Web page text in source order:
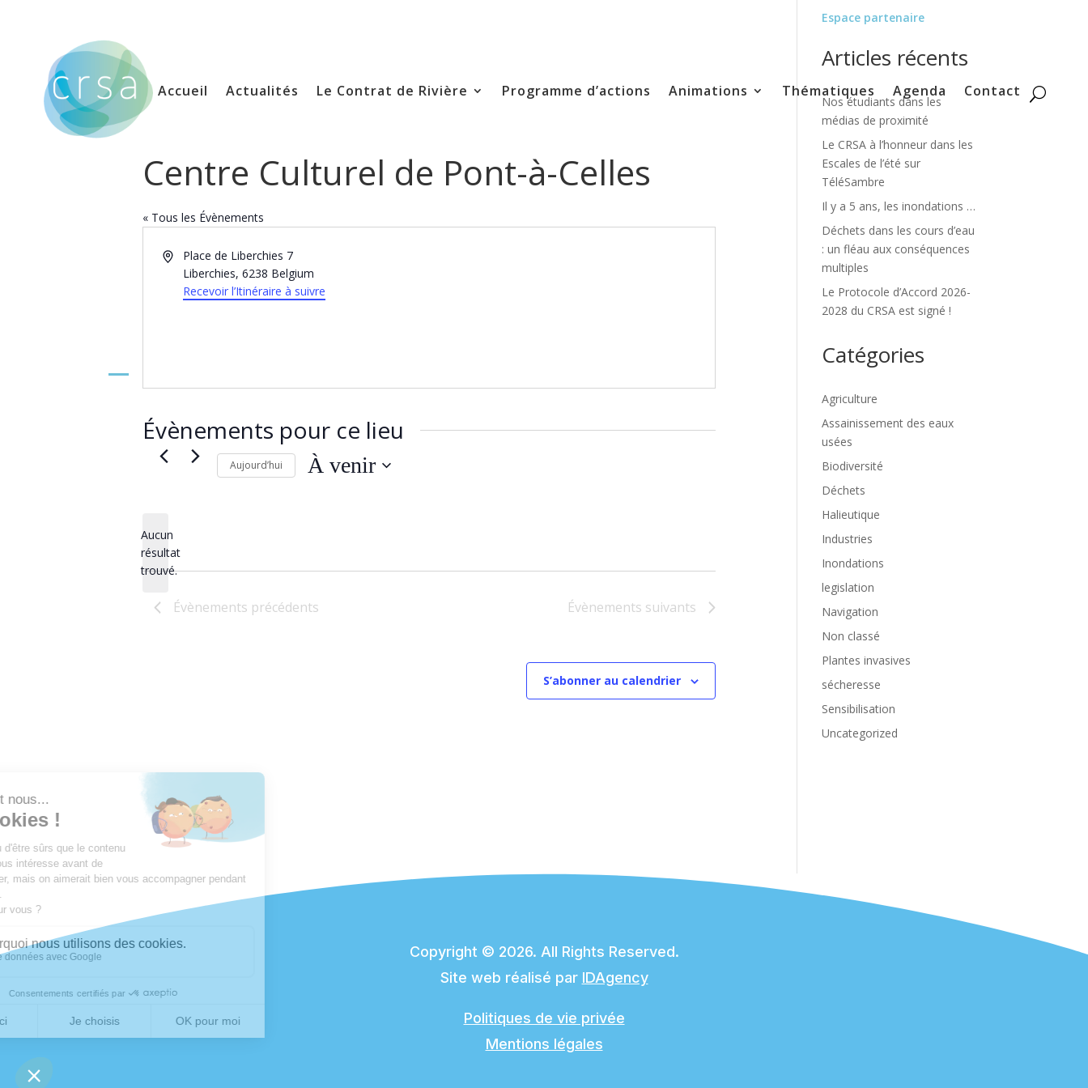
Espace partenaire
Accueil Actualités Le Contrat de Rivière Programme d’actions Animations Thématiques Agenda Contact
Centre Culturel de Pont-à-Celles
« Tous les Évènements
AdressePlace de Liberchies 7
Liberchies, 6238 Belgium
Recevoir l’Itinéraire à suivre
Évènements pour ce lieu
Notice
Aucun
résultat
trouvé.
Aujourd’hui À venir
Évènements précédents Évènements suivants
S’abonner au calendrier
Articles récents
Nos étudiants dans les
médias de proximité
Le CRSA à l’honneur dans les
Escales de l’été sur
TéléSambre
Il y a 5 ans, les inondations …
Déchets dans les cours d’eau
: un fléau aux conséquences
multiples
Le Protocole d’Accord 2026-
2028 du CRSA est signé !
Catégories
Agriculture
Assainissement des eaux
usées
Biodiversité
Déchets
Halieutique
Industries
Inondations
legislation
Navigation
Non classé
Plantes invasives
sécheresse
Sensibilisation
Uncategorized
Copyright © 2026. All Rights Reserved.
Site web réalisé par IDAgency
Politiques de vie privée
Mentions légales